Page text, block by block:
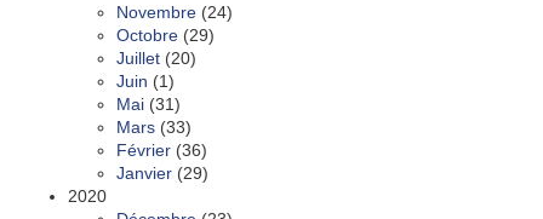
Novembre (24)
Octobre (29)
Juillet (20)
Juin (1)
Mai (31)
Mars (33)
Février (36)
Janvier (29)
2020